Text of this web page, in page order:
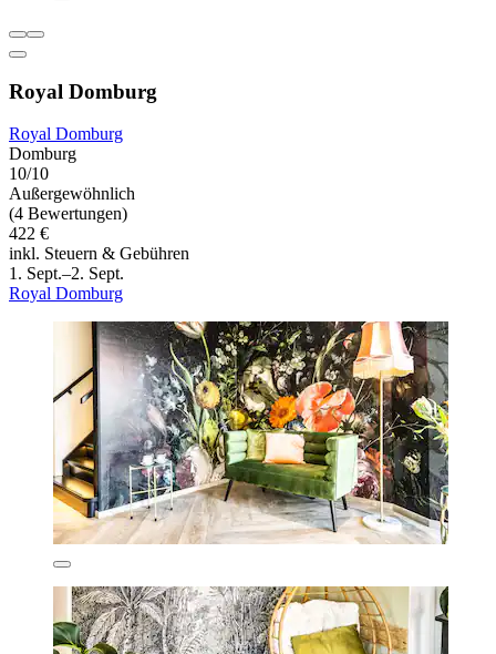
Royal Domburg
Royal Domburg
Domburg
10/10
Außergewöhnlich
(4 Bewertungen)
422 €
inkl. Steuern & Gebühren
1. Sept.–2. Sept.
Royal Domburg